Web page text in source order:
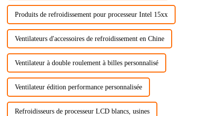
Produits de refroidissement pour processeur Intel 15xx
Ventilateurs d'accessoires de refroidissement en Chine
Ventilateur à double roulement à billes personnalisé
Ventilateur édition performance personnalisée
Refroidisseurs de processeur LCD blancs, usines